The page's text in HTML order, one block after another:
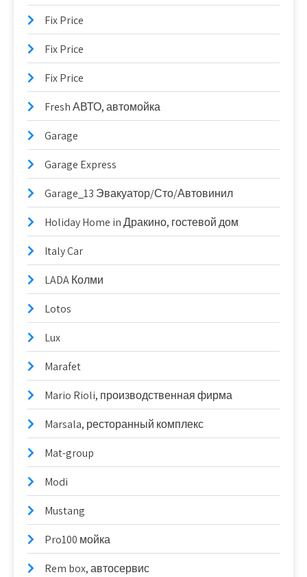
Fix Price
Fix Price
Fix Price
Fresh АВТО, автомойка
Garage
Garage Express
Garage_13 Эвакуатор/Сто/Автовинил
Holiday Home in Дракино, гостевой дом
Italy Car
LADA Колми
Lotos
Lux
Marafet
Mario Rioli, производственная фирма
Marsala, ресторанный комплекс
Mat-group
Modi
Mustang
Pro100 мойка
Rem box, автосервис